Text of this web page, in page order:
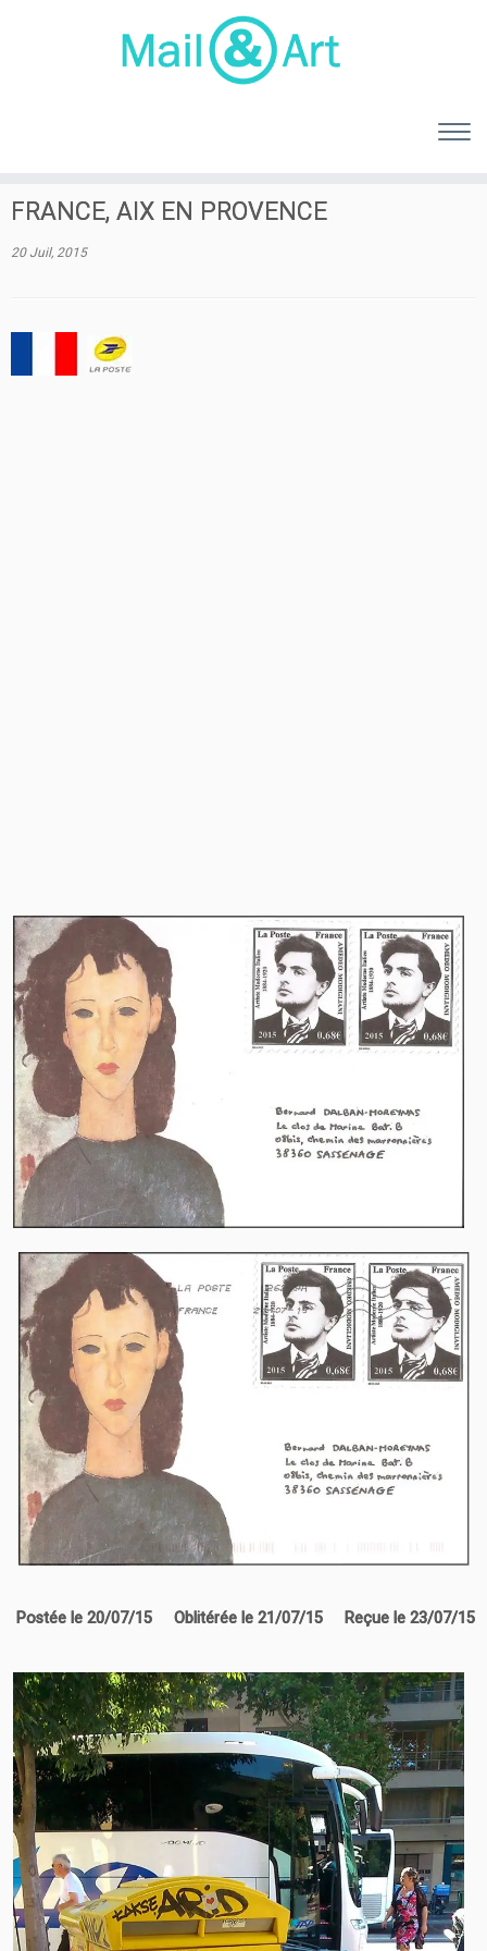
FRANCE, AIX EN PROVENCE
20 Juil, 2015
Postée le 20/07/15 Oblitérée le 21/07/15 Reçue le 23/07/15